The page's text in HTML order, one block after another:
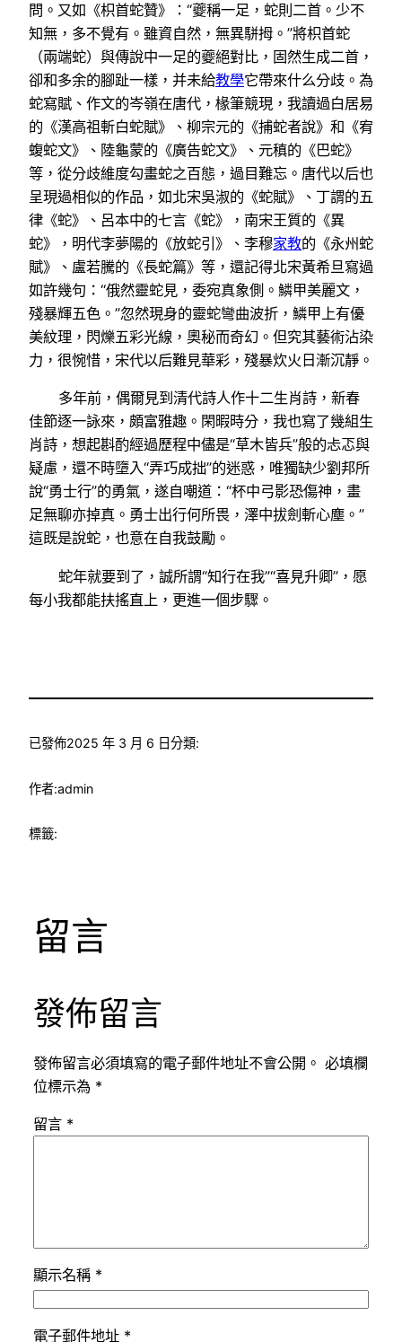
問。又如《枳首蛇贊》：“夔稱一足，蛇則二首。少不
知無，多不覺有。雖資自然，無異駢拇。”將枳首蛇
（兩端蛇）與傳說中一足的夔絕對比，固然生成二首，
卻和多余的腳趾一樣，并未給教學它帶來什么分歧。為
蛇寫賦、作文的岑嶺在唐代，椽筆競現，我讀過白居易
的《漢高祖斬白蛇賦》、柳宗元的《捕蛇者說》和《宥
蝮蛇文》、陸龜蒙的《廣告蛇文》、元稹的《巴蛇》
等，從分歧維度勾畫蛇之百態，過目難忘。唐代以后也
呈現過相似的作品，如北宋吳淑的《蛇賦》、丁謂的五
律《蛇》、呂本中的七言《蛇》，南宋王質的《異
蛇》，明代李夢陽的《放蛇引》、李穆家教的《永州蛇
賦》、盧若騰的《長蛇篇》等，還記得北宋黃希旦寫過
如許幾句：“俄然靈蛇見，委宛真象側。鱗甲美麗文，
殘暴輝五色。”忽然現身的靈蛇彎曲波折，鱗甲上有優
美紋理，閃爍五彩光線，奧秘而奇幻。但究其藝術沾染
力，很惋惜，宋代以后難見華彩，殘暴炊火日漸沉靜。
多年前，偶爾見到清代詩人作十二生肖詩，新春
佳節逐一詠來，頗富雅趣。閑暇時分，我也寫了幾組生
肖詩，想起斟酌經過歷程中儘是“草木皆兵”般的忐忑與
疑慮，還不時墮入“弄巧成拙”的迷惑，唯獨缺少劉邦所
說“勇士行”的勇氣，遂自嘲道：“杯中弓影恐傷神，畫
足無聊亦掉真。勇士出行何所畏，澤中拔劍斬心塵。”
這既是說蛇，也意在自我鼓勵。
蛇年就要到了，誠所謂“知行在我”“喜見升卿”，愿
每小我都能扶搖直上，更進一個步驟。
已發佈2025 年 3 月 6 日分類:
作者:admin
標籤:
留言
發佈留言
發佈留言必須填寫的電子郵件地址不會公開。 必填欄
位標示為 *
留言 *
顯示名稱 *
電子郵件地址 *